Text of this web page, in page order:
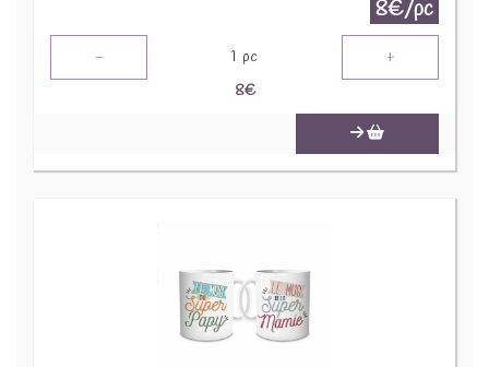
8€/pc
- 1 pc +
8€